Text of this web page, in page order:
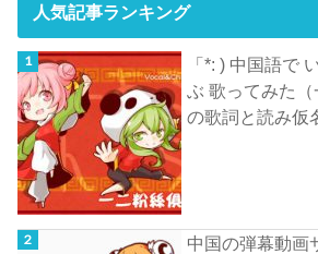
人気記事ランキング
「*: ) 中国語で
ぶ 歌ってみた（
の歌詞と読み仮
中国の弾幕動画